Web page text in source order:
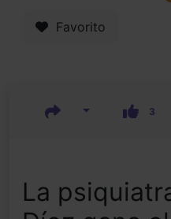
Favorito
3
La